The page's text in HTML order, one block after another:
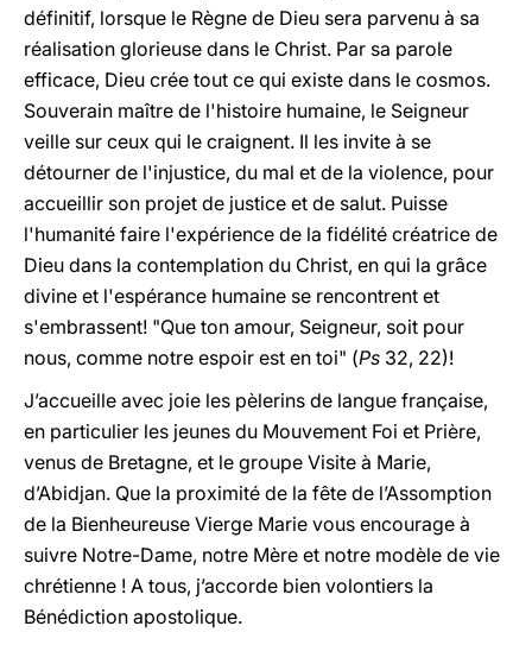
définitif, lorsque le Règne de Dieu sera parvenu à sa
réalisation glorieuse dans le Christ. Par sa parole
efficace, Dieu crée tout ce qui existe dans le cosmos.
Souverain maître de l'histoire humaine, le Seigneur
veille sur ceux qui le craignent. Il les invite à se
détourner de l'injustice, du mal et de la violence, pour
accueillir son projet de justice et de salut. Puisse
l'humanité faire l'expérience de la fidélité créatrice de
Dieu dans la contemplation du Christ, en qui la grâce
divine et l'espérance humaine se rencontrent et
s'embrassent! "Que ton amour, Seigneur, soit pour
nous, comme notre espoir est en toi" (Ps 32, 22)!
J’accueille avec joie les pèlerins de langue française,
en particulier les jeunes du Mouvement Foi et Prière,
venus de Bretagne, et le groupe Visite à Marie,
d’Abidjan. Que la proximité de la fête de l’Assomption
de la Bienheureuse Vierge Marie vous encourage à
suivre Notre-Dame, notre Mère et notre modèle de vie
chrétienne ! A tous, j’accorde bien volontiers la
Bénédiction apostolique.